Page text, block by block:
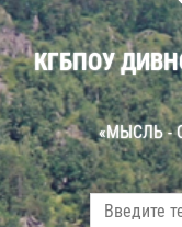
КГБПОУ
«МЫСЛЬ -